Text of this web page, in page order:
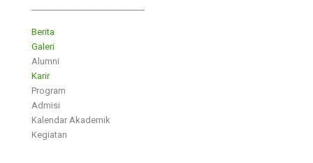
Berita
Galeri
Alumni
Karir
Program
Admisi
Kalendar Akademik
Kegiatan